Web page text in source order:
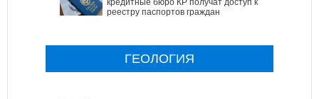
реестру паспортов граждан
ГЕОЛОГИЯ